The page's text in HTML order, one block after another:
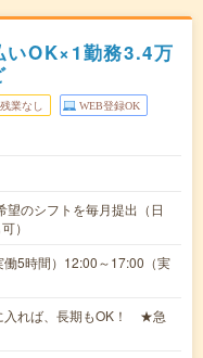
いOK×1勤務3.4万
残業なし WEB登録OK
のシフトを毎月提出（日
）
5時間）12:00～17:00（実
入れば、長期もOK！ ★急